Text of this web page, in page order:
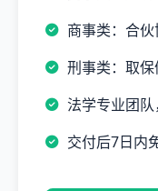
商事类：合
刑事类：取
法学专业团
交付后7日内